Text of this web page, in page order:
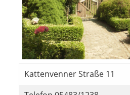
Kattenvenner Straße 11